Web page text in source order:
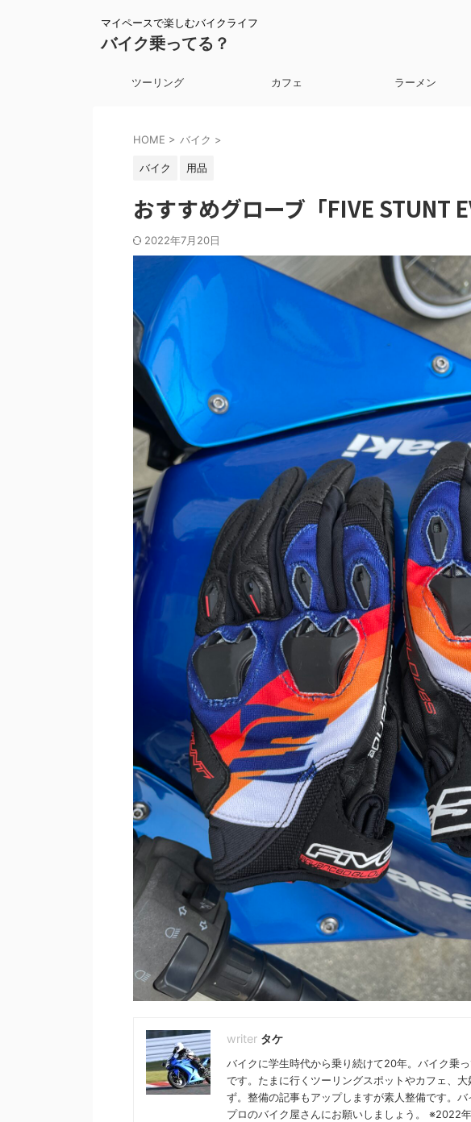
マイペースで楽しむバイクライフ
バイク乗ってる？
ツーリング カフェ ラーメン
HOME > バイク >
バイク 用品
おすすめグローブ「FIVE STUNT
2022年7月20日
タケ
バイクに学生時代から乗り続けて20年。バイク乗
です。たまに行くツーリングスポットやカフェ、
ず。整備の記事もアップしますが素人整備です。
プロのバイク屋さんにお願いしましょう。 ※2022